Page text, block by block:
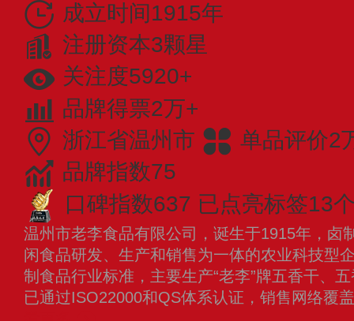
成立时间1915年
注册资本3颗星
关注度5920+
品牌得票2万+
浙江省温州市
单品评价2
品牌指数75
口碑指数637 已点亮标签13
温州市老李食品有限公司，诞生于1915年，卤
闲食品研发、生产和销售为一体的农业科技型
制食品行业标准，主要生产“老李”牌五香干、
已通过ISO22000和QS体系认证，销售网络覆